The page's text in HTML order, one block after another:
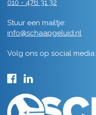
010 - 476 31 32
Stuur een mailtje:
info@schaapgeluid.nl
Volg ons op social media: